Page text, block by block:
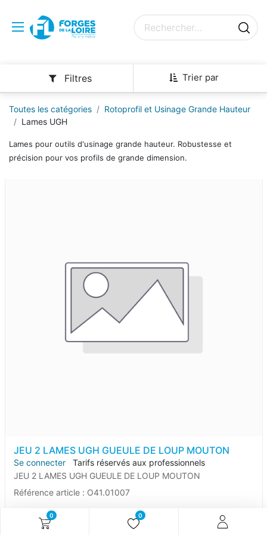
0 0
Trier par
Filtres
Toutes les catégories
Rotoprofil et Usinage Grande Hauteur
Lames UGH
Lames pour outils d'usinage grande hauteur. Robustesse et
précision pour vos profils de grande dimension.
JEU 2 LAMES UGH GUEULE DE LOUP MOUTON
Se connecter
Tarifs réservés aux professionnels
JEU 2 LAMES UGH GUEULE DE LOUP MOUTON
Référence article : O41.01007